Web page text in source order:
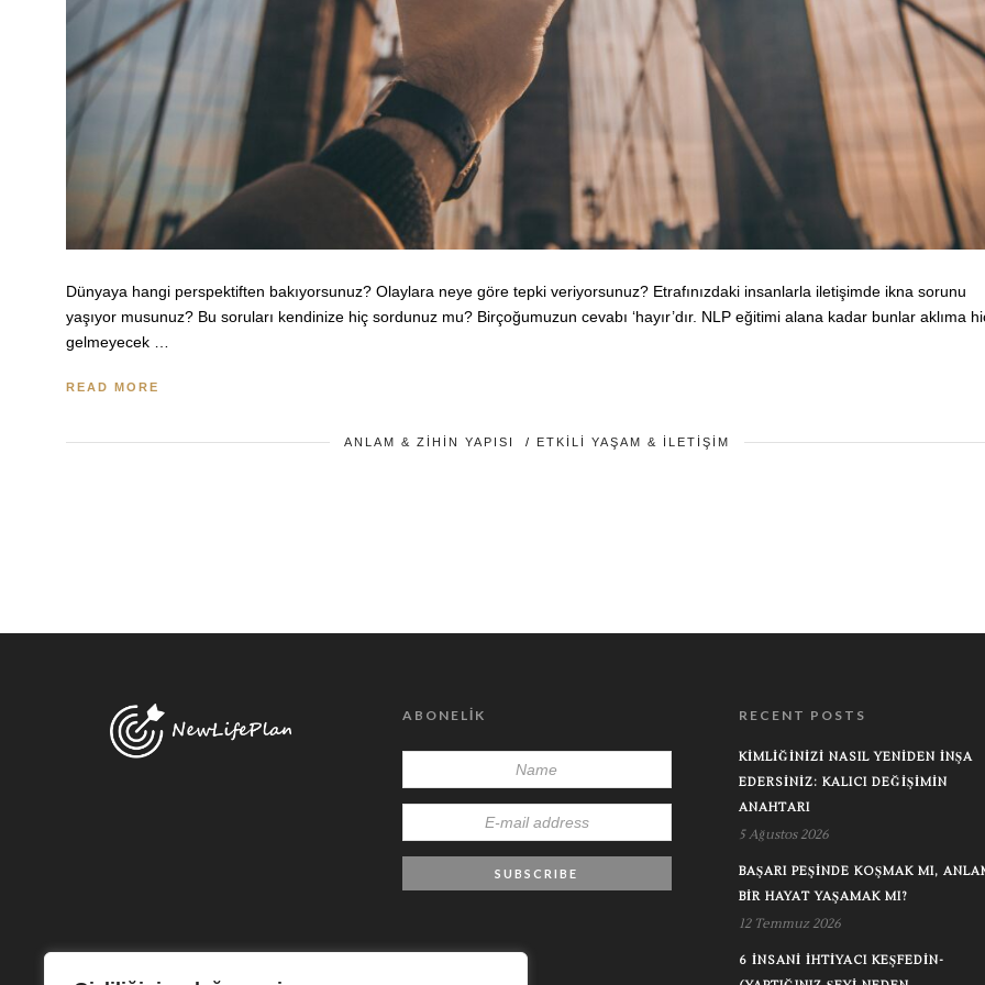
Dünyaya hangi perspektiften bakıyorsunuz? Olaylara neye göre tepki veriyorsunuz? Etrafınızdaki insanlarla iletişimde ikna sorunu
yaşıyor musunuz? Bu soruları kendinize hiç sordunuz mu? Birçoğumuzun cevabı ‘hayır’dır. NLP eğitimi alana kadar bunlar aklıma
gelmeyecek …
READ MORE
ANLAM & ZIHIN YAPISI / ETKILI YAŞAM & İLETIŞIM
ABONELIK RECENT POSTS
KIMLIĞINIZI NASIL YENIDEN İNŞA
EDERSINIZ: KALICI DEĞIŞIMIN
ANAHTARI
5 Ağustos 2026
BAŞARI PEŞINDE KOŞMAK MI,
BIR HAYAT YAŞAMAK MI?
12 Temmuz 2026
6 İNSANI İHTIYACI KEŞFEDIN-